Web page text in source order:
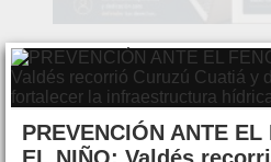
PREVENCIÓN ANTE